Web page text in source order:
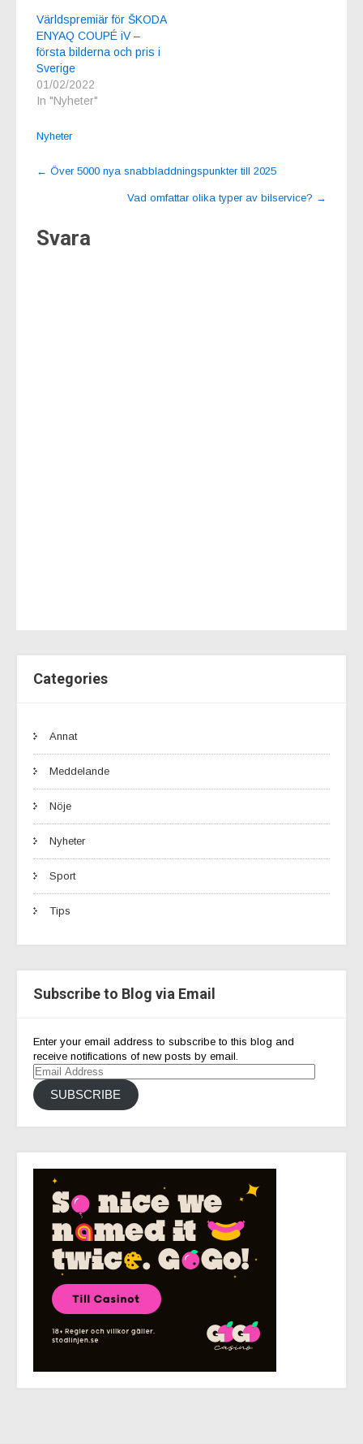
Världspremiär för ŠKODA
ENYAQ COUPÉ iV –
första bilderna och pris i
Sverige
01/02/2022
In "Nyheter"
Nyheter
Post
navigation
← Över 5000 nya snabbladdningspunkter till 2025
Vad omfattar olika typer av bilservice? →
Svara
Categories
Annat
Meddelande
Nöje
Nyheter
Sport
Tips
Subscribe to Blog via Email
Enter your email address to subscribe to this blog and
receive notifications of new posts by email.
Email
Address
SUBSCRIBE